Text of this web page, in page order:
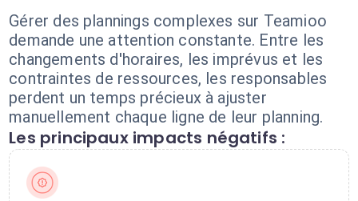
Gérer des plannings complexes sur Teamioo
demande une attention constante. Entre les
changements d'horaires, les imprévus et les
contraintes de ressources, les responsables
perdent un temps précieux à ajuster
manuellement chaque ligne de leur planning.
Les principaux impacts négatifs :